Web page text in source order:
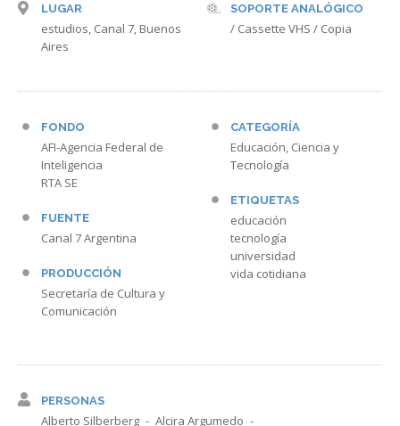
LUGAR
estudios, Canal 7, Buenos
Aires
SOPORTE ANALÓGICO
/ Cassette VHS / Copia
FONDO
AFI-Agencia Federal de
Inteligencia
RTA SE
FUENTE
Canal 7 Argentina
PRODUCCIÓN
Secretaría de Cultura y
Comunicación
CATEGORÍA
Educación, Ciencia y
Tecnología
ETIQUETAS
educación
tecnología
universidad
vida cotidiana
PERSONAS
Alberto Silberberg
Alcira Argumedo